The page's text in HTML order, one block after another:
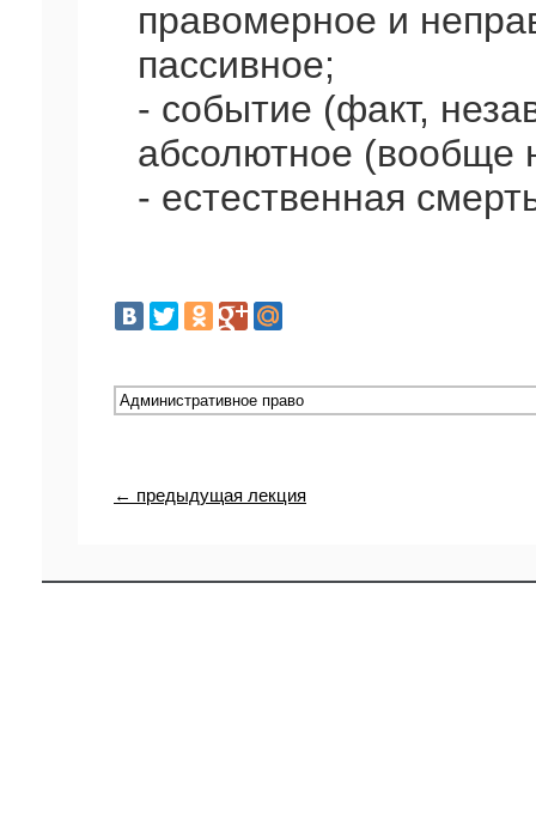
правомерное и
пассивное;
- событие (факт,
абсолютное (вообще
- естественная
← предыдущая лекция